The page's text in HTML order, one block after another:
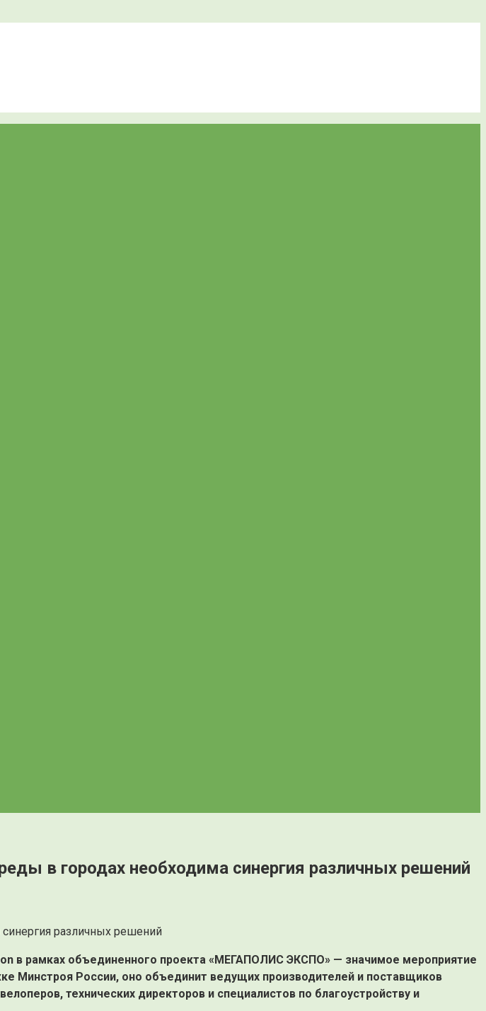
в городах необходима синергия различных решений
в рамках объединенного проекта «МЕГАПОЛИС ЭКСПО» — значимое мероприятие
Минстроя России, оно объединит ведущих производителей и поставщиков
технических директоров и специалистов по благоустройству и